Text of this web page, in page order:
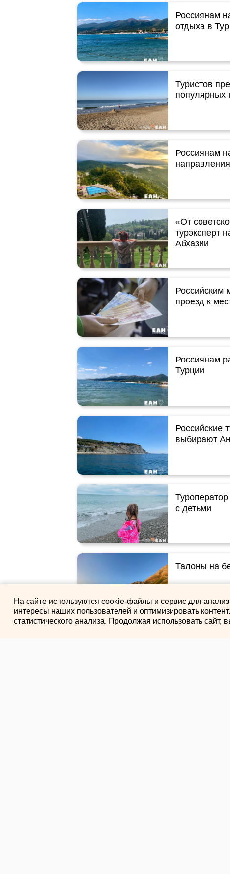
Россиянам
отдыха в
Туристов
популярных
Россиянам
«От
турэксперт
Абхазии
Российским
проезд к
Россиянам
Турции
Российские
выбирают
с детьми
Талоны на
На сайте используются cookie-файлы и сервис для
интересы наших пользователей и оптимизировать
статистического анализа. Продолжая использовать сайт,